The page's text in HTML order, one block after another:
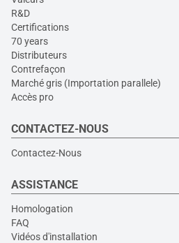
R&D
Certifications
70 years
Distributeurs
Contrefaçon
Marché gris (Importation parallele)
Accès pro
CONTACTEZ-NOUS
Contactez-Nous
ASSISTANCE
Homologation
FAQ
Vidéos d'installation